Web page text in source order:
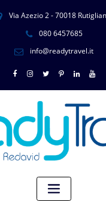
Via Azezio 2 - 70018
080 6457685
info@readytravel.it